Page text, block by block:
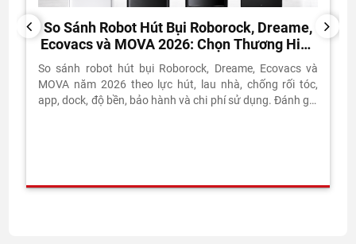
PREVIOUS
So Sánh Robot Hút Bụi Roborock, Dreame,
Ecovacs và MOVA 2026: Chọn Thương Hiệu
Nào?
So sánh robot hút bụi Roborock, Dreame, Ecovacs và
MOVA năm 2026 theo lực hút, lau nhà, chống rối tóc,
app, dock, độ bền, bảo hành và chi phí sử dụng. Đánh giá
NEXT